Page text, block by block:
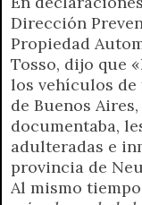
Dirección
Propiedad
Tosso, dijo que
los vehículos
de Buenos
documentaba,
adulteradas e
provincia de
Al mismo